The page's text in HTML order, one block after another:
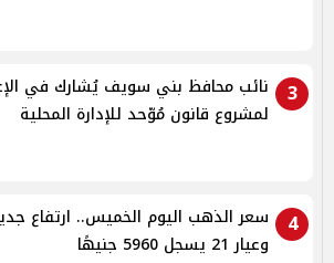
3
نائب محافظ بني سويف يُشارك في
لمشروع قانون مُوّحد للإدارة المحلية
4
سعر الذهب اليوم الخميس.. ارتفاع
وعيار 21 يسجل 5960 جنيهًا